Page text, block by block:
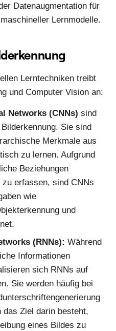
Datenaugmentation für
Lernmodelle.
Lerntechniken treibt
und Computer Vision an:
Networks (CNNs) sind
Sie sind
Merkmale aus
zu lernen. Aufgrund
Beziehungen
erfassen, sind CNNs
wie
und
(RNNs): Während
Informationen
sich RNNs auf
Sie werden häufig bei
das Ziel darin besteht,
eines Bildes zu